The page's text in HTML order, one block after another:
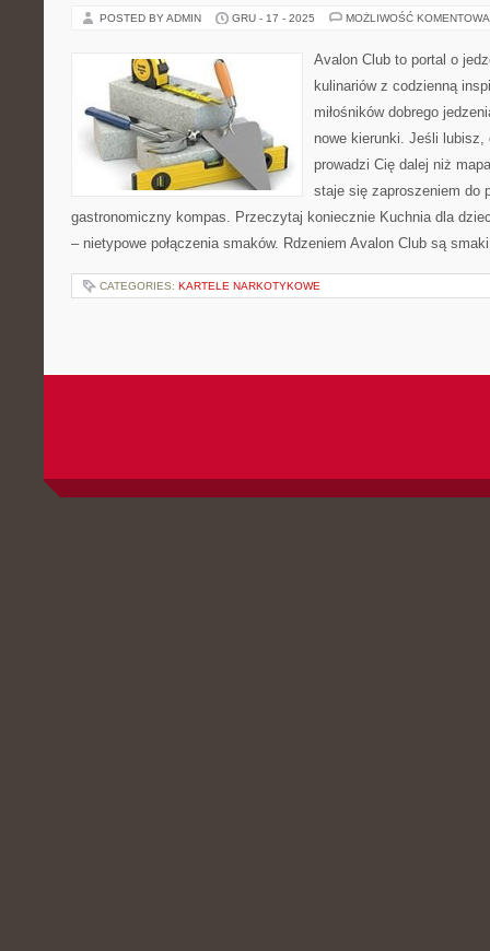
POSTED BY ADMIN GRU - 17 - 2025 MOŻLIWOŚĆ
Avalon Club to portal o
kulinariów z codzienną
miłośników dobrego
nowe kierunki. Jeśli lubisz,
prowadzi Cię dalej niż
staje się zaproszeniem do
gastronomiczny kompas. Przeczytaj koniecznie Kuchnia dla
– nietypowe połączenia smaków. Rdzeniem Avalon Club są
CATEGORIES: KARTELE NARKOTYKOWE